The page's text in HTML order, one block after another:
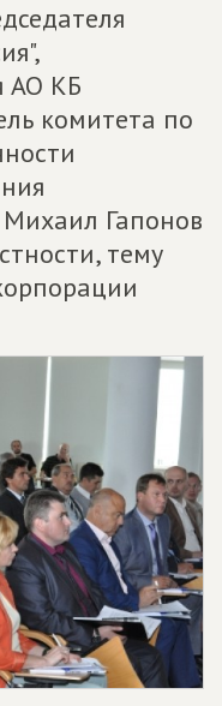
АО КБ
комитета по
Гапонов
тему